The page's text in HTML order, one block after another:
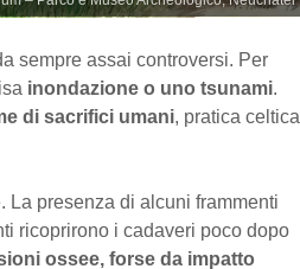
sempre assai controversi. Per
inondazione o uno tsunami.
di sacrifici umani, pratica celtica
La presenza di alcuni frammenti
ricoprirono i cadaveri poco dopo
ossee, forse da impatto